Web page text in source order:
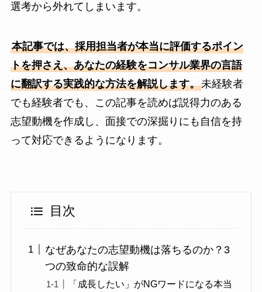
選考から外れてしまいます。
本記事では、採用担当者が本当に評価するポイン
トを押さえ、あなたの経験をコンサル業界の言語
に翻訳する実践的な方法を解説します。未経験者
でも経験者でも、この記事を読めば説得力のある
志望動機を作成し、面接での深掘りにも自信を持
って対応できるようになります。
目次
なぜあなたの志望動機は落ちるのか？3
つの致命的な誤解
「成長したい」がNGワードになる本当